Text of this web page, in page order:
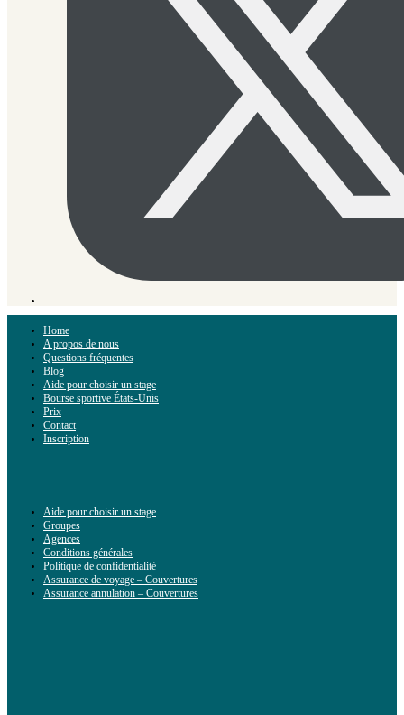
Home
A propos de nous
Questions fréquentes
Blog
Aide pour choisir un stage
Bourse sportive États-Unis
Prix
Contact
Inscription
Aide pour choisir un stage
Groupes
Agences
Conditions générales
Politique de confidentialité
Assurance de voyage – Couvertures
Assurance annulation – Couvertures